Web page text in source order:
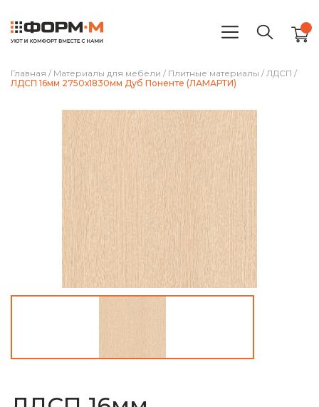
Главная / Материалы для мебели / Плитные материалы / ЛДСП /
ЛДСП 16мм 2750х1830мм Дуб Поненте (ЛАМАРТИ)